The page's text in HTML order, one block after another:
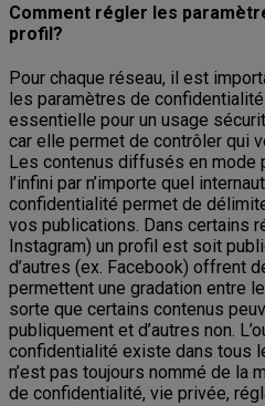
Comment régler les
profil?
Pour chaque réseau, il est
les paramètres de
essentielle pour un usage
car elle permet de contrôler qui
Les contenus diffusés en mode
l’infini par n’importe quel
confidentialité permet de
vos publications. Dans certains
Instagram) un profil est soit
d’autres (ex. Facebook) offrent
permettent une gradation entre
sorte que certains contenus
publiquement et d’autres non.
confidentialité existe dans tous
n’est pas toujours nommé de la
de confidentialité, vie privée,